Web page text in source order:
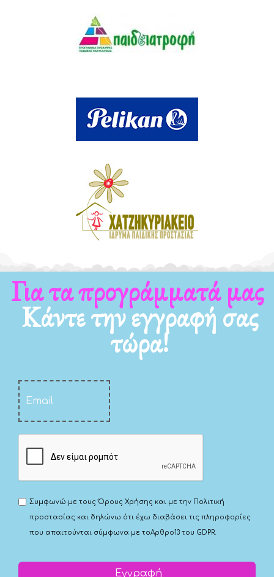
Για τα νέα μας
Κάντε την εγγραφή σας
τώρα!
Συμφωνώ με τουςΌρους Χρήσης και με την Πολιτική
προστασίας και δηλώνω ότι έχω διαβάσει τις πληροφορίες
που απαιτούνται σύμφωνα με τοΑρθρο13 του GDPR.
Εγγραφή